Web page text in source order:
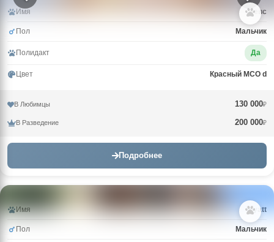
Имя Зевс
Пол Мальчик
Полидакт Да
Цвет Красный MCO d
В Любимцы 130 000₽
В Разведение 200 000₽
Подробнее
Имя Wyatt
Пол Мальчик